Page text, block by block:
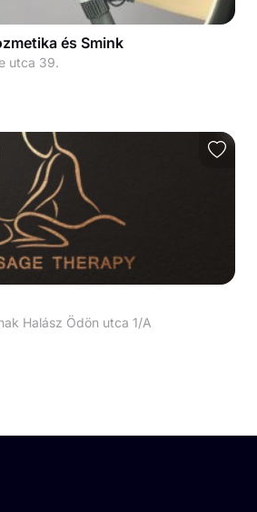
és Smink
utca 39.
Halász Ödön utca 1/A